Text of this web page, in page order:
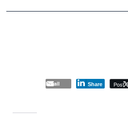
Post
Share
Email